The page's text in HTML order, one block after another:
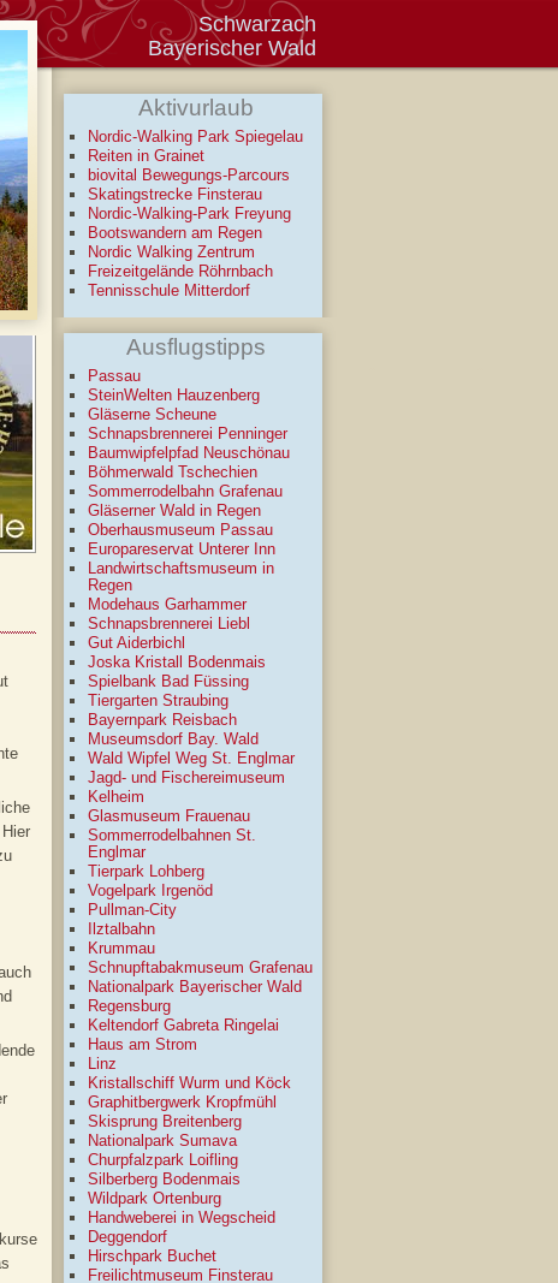
Schwarzach
Bayerischer Wald
Aktivurlaub
Nordic-Walking Park Spiegelau
Reiten in Grainet
biovital Bewegungs-Parcours
Skatingstrecke Finsterau
Nordic-Walking-Park Freyung
Bootswandern am Regen
Nordic Walking Zentrum
Freizeitgelände Röhrnbach
Tennisschule Mitterdorf
Ausflugstipps
Passau
SteinWelten Hauzenberg
Gläserne Scheune
Schnapsbrennerei Penninger
Baumwipfelpfad Neuschönau
Böhmerwald Tschechien
Sommerrodelbahn Grafenau
Gläserner Wald in Regen
Oberhausmuseum Passau
Europareservat Unterer Inn
Landwirtschaftsmuseum in
Regen
Modehaus Garhammer
Schnapsbrennerei Liebl
Gut Aiderbichl
Joska Kristall Bodenmais
Spielbank Bad Füssing
Tiergarten Straubing
Bayernpark Reisbach
Museumsdorf Bay. Wald
Wald Wipfel Weg St. Englmar
Jagd- und Fischereimuseum
Kelheim
Glasmuseum Frauenau
Sommerrodelbahnen St.
Englmar
Tierpark Lohberg
Vogelpark Irgenöd
Pullman-City
Ilztalbahn
Krummau
Schnupftabakmuseum Grafenau
Nationalpark Bayerischer Wald
Regensburg
Keltendorf Gabreta Ringelai
Haus am Strom
Linz
Kristallschiff Wurm und Köck
Graphitbergwerk Kropfmühl
Skisprung Breitenberg
Nationalpark Sumava
Churpfalzpark Loifling
Silberberg Bodenmais
Wildpark Ortenburg
Handweberei in Wegscheid
Deggendorf
Hirschpark Buchet
Freilichtmuseum Finsterau